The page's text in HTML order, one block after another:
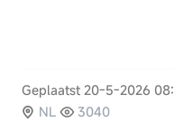
Geplaatst 20-5-2026
NL
3040